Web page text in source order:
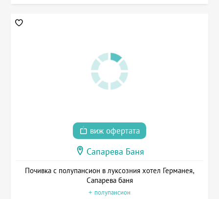
виж офертата
Сапарева Баня
Почивка с полупансион в луксозния хотел Германея,
Сапарева баня
+ полупансион